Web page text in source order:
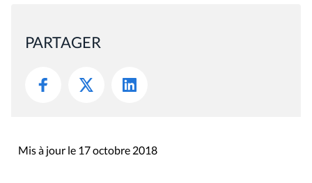
PARTAGER
Mis à jour le 17 octobre 2018